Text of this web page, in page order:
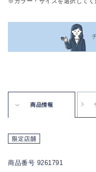
商品情報
商品番号 9261791